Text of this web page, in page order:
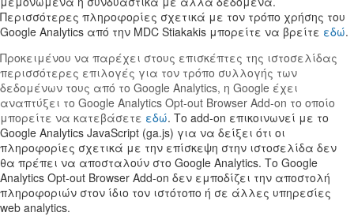
Περισσότερες πληροφορίες σχετικά με τον τρόπο χρήσης του
Google Analytics από την MDC Stiakakis μπορείτε να βρείτε εδώ.
Προκειμένου να παρέχει στους επισκέπτες της ιστοσελίδας
περισσότερες επιλογές για τον τρόπο συλλογής των
δεδομένων τους από το Google Analytics, η Google έχει
αναπτύξει το Google Analytics Opt-out Browser Add-on το οποίο
μπορείτε να κατεβάσετε εδώ. Το add-on επικοινωνεί με το
Google Analytics JavaScript (ga.js) για να δείξει ότι οι
πληροφορίες σχετικά με την επίσκεψη στην ιστοσελίδα δεν
θα πρέπει να αποσταλούν στο Google Analytics. Το Google
Analytics Opt-out Browser Add-on δεν εμποδίζει την αποστολή
πληροφοριών στον ίδιο τον ιστότοπο ή σε άλλες υπηρεσίες
web analytics.